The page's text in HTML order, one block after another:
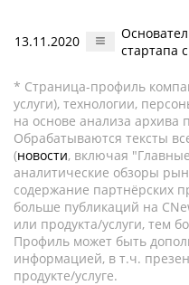
13.11.2020
стартапа
* Страница-профиль
услуги), технологии,
на основе анализа архива
Обрабатываются тексты
(новости, включая
аналитические обзоры
содержание партнёрских
больше публикаций на
или продукта/услуги, тем
Профиль может быть
информацией, в т.ч.
продукте/услуге.